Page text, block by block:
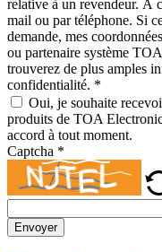
relative à un revendeur. À
mail ou par téléphone. Si
demande, mes
ou partenaire système
trouverez de plus amples
confidentialité. *
Oui, je souhaite
produits de TOA
accord à tout moment.
Captcha *
Envoyer